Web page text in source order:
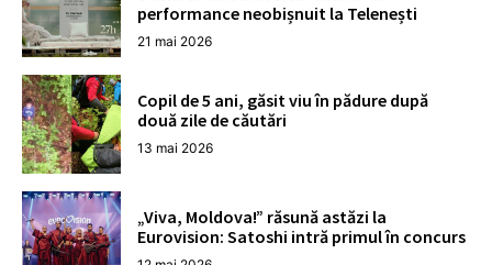
performance neobișnuit la Telenești
21 mai 2026
Copil de 5 ani, găsit viu în pădure după
două zile de căutări
13 mai 2026
„Viva, Moldova!” răsună astăzi la
Eurovision: Satoshi intră primul în concurs